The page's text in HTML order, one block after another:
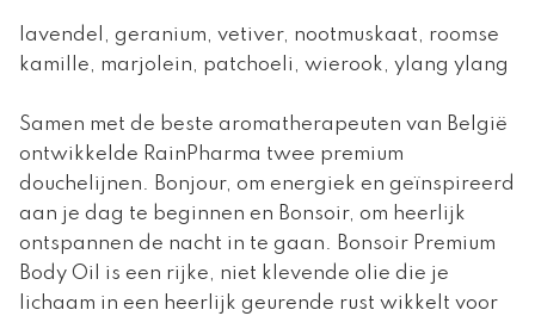
lavendel, geranium, vetiver, nootmuskaat, roomse
kamille, marjolein, patchoeli, wierook, ylang ylang
Samen met de beste aromatherapeuten van België
ontwikkelde RainPharma twee premium
douchelijnen. Bonjour, om energiek en geïnspireerd
aan je dag te beginnen en Bonsoir, om heerlijk
ontspannen de nacht in te gaan. Bonsoir Premium
Body Oil is een rijke, niet klevende olie die je
lichaam in een heerlijk geurende rust wikkelt voor